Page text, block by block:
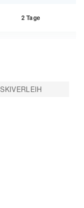
2 Tage
SKIVERLEIH